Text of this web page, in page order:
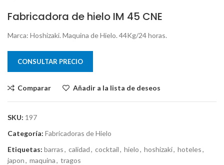
Fabricadora de hielo IM 45 CNE
Marca: Hoshizaki. Maquina de Hielo. 44Kg/24 horas.
CONSULTAR PRECIO
Comparar Añadir a la lista de deseos
SKU: 197
Categoría: Fabricadoras de Hielo
Etiquetas: barras, calidad, cocktail, hielo, hoshizaki, hoteles,
japon, maquina, tragos